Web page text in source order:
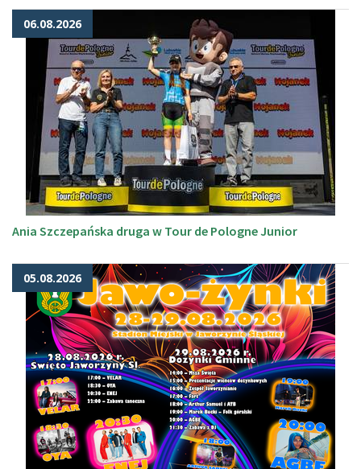
06.08.2026
Ania Szczepańska druga w Tour de Pologne Junior
05.08.2026